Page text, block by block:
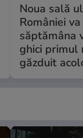
Noua sală
României
săptămâna
ghici primul
găzduit